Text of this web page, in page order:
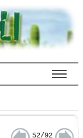
52/92